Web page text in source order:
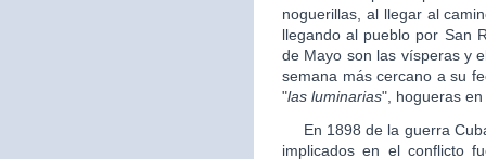
noguerillas, al llegar al
llegando al pueblo por San
de Mayo son las vísperas y
semana más cercano a su
"las luminarias", hogueras
En 1898 de la guerra
implicados en el conflicto